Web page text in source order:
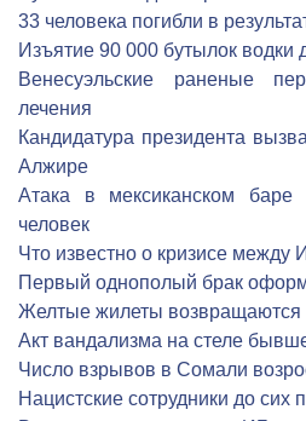
33 человека погибли в
Изъятие 90 000 бутылок водки
Венесуэльские раненые
лечения
Кандидатура президента
Алжире
Атака в мексиканском
человек
Что известно о кризисе между
Первый однополый брак
Желтые жилеты возвращаются
Акт вандализма на стеле
Число взрывов в Сомали
Нацистские сотрудники до сих